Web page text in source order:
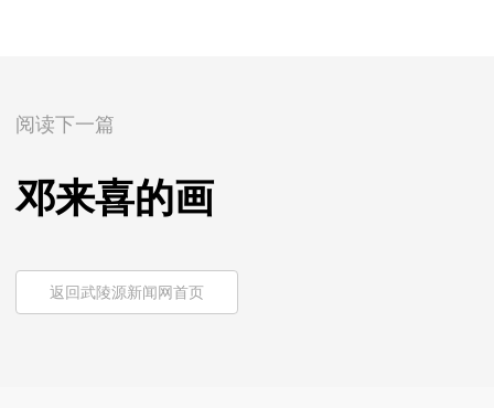
阅读下一篇
邓来喜的画
返回武陵源新闻网首页